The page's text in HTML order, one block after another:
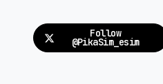
Follow
@PikaSim_esim